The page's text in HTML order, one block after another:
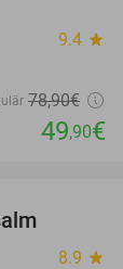
9.4 star
78,90€
49,90€
8.9 star